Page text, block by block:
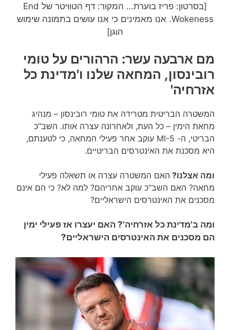
[בסרטון: פריז בוערת… המקור: דף הטוויטר של End
Wokeness. אנו מאמינים כי אנו עושים בתמונה שימוש
הוגן]
מם ארבעה עשר: הרהורים על טומי
רובינסון, המחאה שלנו ו'מדינת כל
אזרחיה'
המשטרה הבריטית מטרידה את טומי רובינסון – מנהיג
מחאת הימין – כל העת, ולאחרונה עצרה אותו. השב"כ
הבריטי, ה- MI-5 עוקב אחר פעילי המחאה, כי לטענתם,
היא מסכנת את האינטרסים הבריטיים.
ומה אצלנו? האם המשטרה עצרה או תשאלה פעילי
מחאה? האם השב"כ עוקב אחריהם? למה לא? כי הם אינם
מסכנים את האינטרסים הישראליים?
ומה ב'מדינת כל אזרחיה'? האם יעצרו אז פעילי ימין
הם מסכנים את האינטרסים הישראליים?